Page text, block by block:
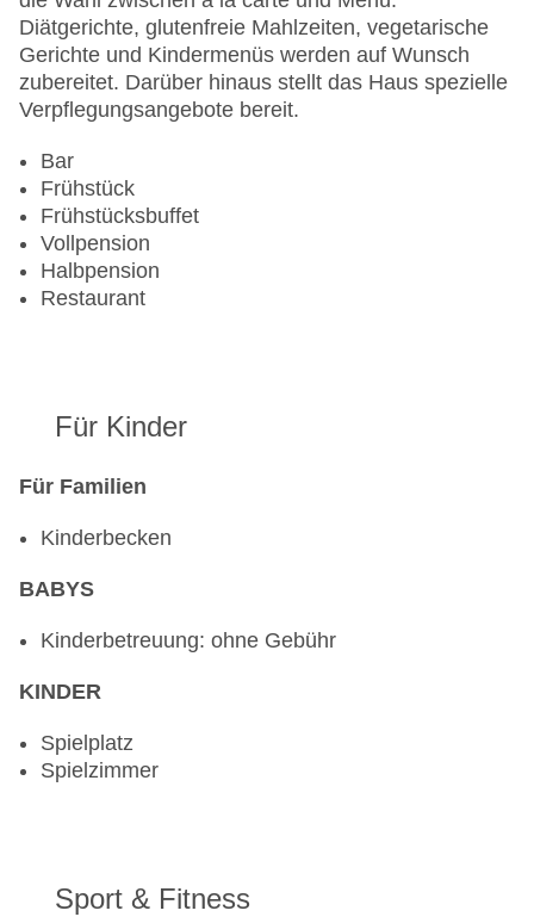
Sonnenterrasse
Gesamtanzahl der Stockwerke: 5
Gesamtanzahl der Zimmer: 68
Pools:Kinderbecken, Indoor Pool, Outdoor Pool,
am Pool: gegen Gebühr
Zahlungsarten: American Express, Diners Club,
EC Maestro, Mastercard, Visa
Landeskategorie: 4 Sterne
Diätgerichte, glutenfreie Mahlzeiten, vegetarische
Gerichte und Kindermenüs werden auf Wunsch
zubereitet. Darüber hinaus stellt das Haus spezielle
Verpflegungsangebote bereit.
Bar
Frühstück
Frühstücksbuffet
Vollpension
Halbpension
Restaurant
Für Kinder
Für Familien
Kinderbecken
BABYS
Kinderbetreuung: ohne Gebühr
KINDER
Spielplatz
Spielzimmer
Sport & Fitness